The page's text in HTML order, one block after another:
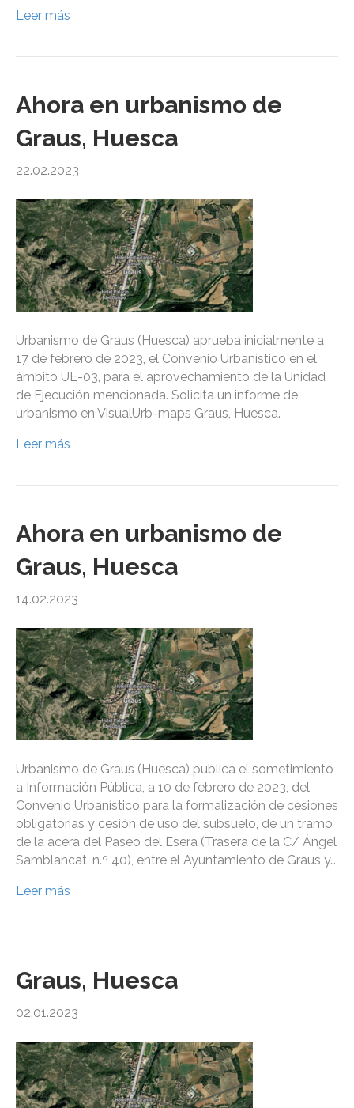
Leer más
Ahora en urbanismo de
Graus, Huesca
22.02.2023
Urbanismo de Graus (Huesca) aprueba inicialmente a
17 de febrero de 2023, el Convenio Urbanístico en el
ámbito UE-03, para el aprovechamiento de la Unidad
de Ejecución mencionada. Solicita un informe de
urbanismo en VisualUrb-maps Graus, Huesca.
Leer más
Ahora en urbanismo de
Graus, Huesca
14.02.2023
Urbanismo de Graus (Huesca) publica el sometimiento
a Información Pública, a 10 de febrero de 2023, del
Convenio Urbanístico para la formalización de cesiones
obligatorias y cesión de uso del subsuelo, de un tramo
de la acera del Paseo del Esera (Trasera de la C/ Ángel
Samblancat, n.º 40), entre el Ayuntamiento de Graus y…
Leer más
Graus, Huesca
02.01.2023